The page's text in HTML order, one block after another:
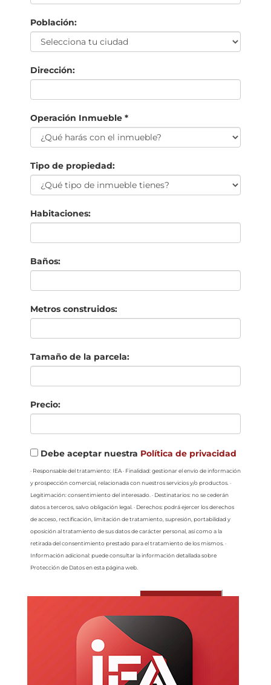
Población:
Dirección:
Operación Inmueble *
Tipo de propiedad:
Habitaciones:
Baños:
Metros construidos:
Tamaño de la parcela:
Precio:
Debe aceptar nuestra Política de privacidad
· Responsable del tratamiento: IEA · Finalidad: gestionar el envío de información
y prospección comercial, relacionada con nuestros servicios y/o productos. ·
Legitimación: consentimiento del interesado. · Destinatarios: no se cederán
datos a terceros, salvo obligación legal. · Derechos: podrá ejercer los derechos
de acceso, rectificación, limitación de tratamiento, supresión, portabilidad y
oposición al tratamiento de sus datos de carácter personal, así como a la
retirada del consentimiento prestado para el tratamiento de los mismos. ·
Información adicional: puede consultar la información detallada sobre
Protección de Datos en esta página web.